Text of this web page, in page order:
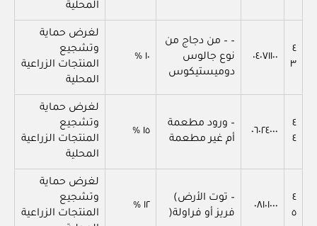
المحلية
٤
٣
٠٤٠٧١١٠٠
– – من دجاج من
نوع جالوس
دوميستيكوس
١٠ %
لغرض حماية
وتشجيع
المنتجات الزراعية
المحلية
٤
٤
٠٦٠٢٤٠٠٠
– ورود مطعمة
أم غير مطعمة
١٥ %
لغرض حماية
وتشجيع
المنتجات الزراعية
المحلية
٤
٥
٠٨١٠١٠٠٠
– توت الأرض)
فريز أو فراولة(
١٢ %
لغرض حماية
وتشجيع
المنتجات الزراعية